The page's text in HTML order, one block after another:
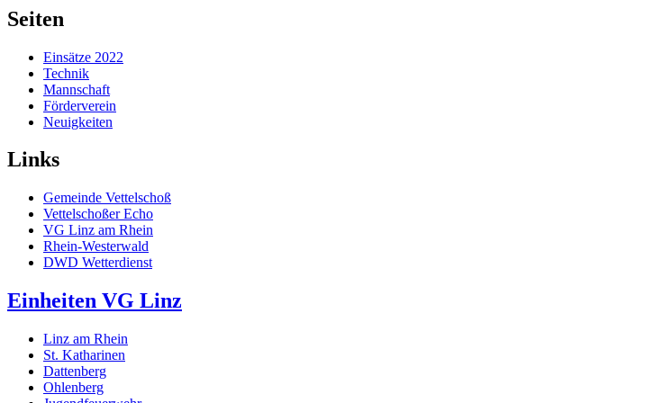
Seiten
Einsätze 2022
Technik
Mannschaft
Förderverein
Neuigkeiten
Links
Gemeinde Vettelschoß
Vettelschoßer Echo
VG Linz am Rhein
Rhein-Westerwald
DWD Wetterdienst
Einheiten VG Linz
Linz am Rhein
St. Katharinen
Dattenberg
Ohlenberg